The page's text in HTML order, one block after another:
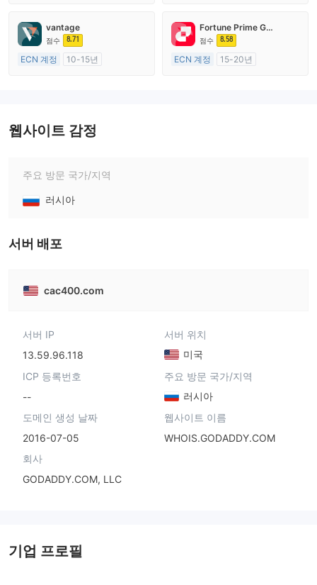
외환 거래 라이선스 (MM)
마스터 레이블 MT4
외환 거래 라이선스 (MM)
마스터 레이블 MT4
vantage
점수 8.71
ECN 계정
10-15년
Fortune Prime Global
점수 8.58
ECN 계정
15-20년
웹사이트 감정
주요 방문 국가/지역
러시아
서버 배포
cac400.com
서버 IP
13.59.96.118
서버 위치
미국
ICP 등록번호
--
주요 방문 국가/지역
러시아
도메인 생성 날짜
2016-07-05
웹사이트 이름
WHOIS.GODADDY.COM
회사
GODADDY.COM, LLC
기업 프로필